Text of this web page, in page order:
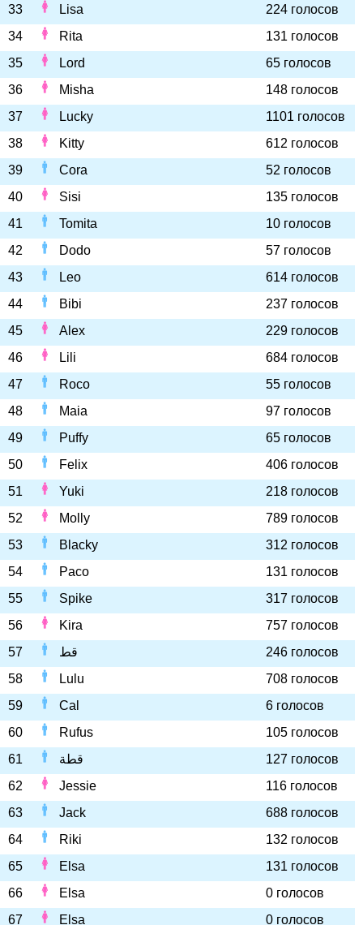
33
Lisa
224 голосов
34
Rita
131 голосов
35
Lord
65 голосов
36
Misha
148 голосов
37
Lucky
1101 голосов
38
Kitty
612 голосов
39
Cora
52 голосов
40
Sisi
135 голосов
41
Tomita
10 голосов
42
Dodo
57 голосов
43
Leo
614 голосов
44
Bibi
237 голосов
45
Alex
229 голосов
46
Lili
684 голосов
47
Roco
55 голосов
48
Maia
97 голосов
49
Puffy
65 голосов
50
Felix
406 голосов
51
Yuki
218 голосов
52
Molly
789 голосов
53
Blacky
312 голосов
54
Paco
131 голосов
55
Spike
317 голосов
56
Kira
757 голосов
57
قط
246 голосов
58
Lulu
708 голосов
59
Cal
6 голосов
60
Rufus
105 голосов
61
قطة
127 голосов
62
Jessie
116 голосов
63
Jack
688 голосов
64
Riki
132 голосов
65
Elsa
131 голосов
66
Elsa
0 голосов
67
Elsa 0 голосов